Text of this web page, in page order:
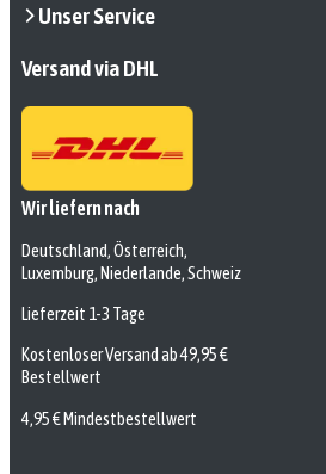
Unser Service
Versand via DHL
Wir liefern nach
Deutschland, Österreich,
Luxemburg, Niederlande, Schweiz
Lieferzeit 1-3 Tage
Kostenloser Versand ab 49,95 €
Bestellwert
4,95 € Mindestbestellwert